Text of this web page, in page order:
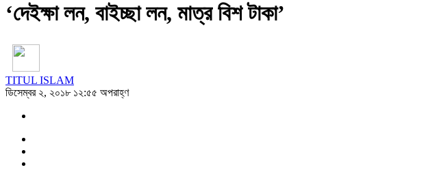
‘দেইক্ষা লন, বাইচ্ছা লন, মাত্র বিশ টাকা’
TITUL ISLAM
ডিসেম্বর ২, ২০১৮ ১২:৫৫ অপরাহ্ণ